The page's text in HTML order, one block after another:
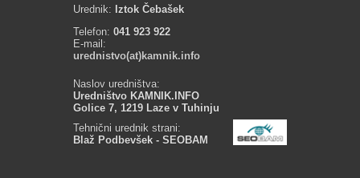
Urednik: Iztok Čebašek
Telefon: 041 923 922
E-mail:
urednistvo(at)kamnik.info
Naslov uredništva:
Uredništvo KAMNIK.INFO
Golice 7, 1219 Laze v Tuhinju
Tehnični urednik strani:
Blaž Podbevšek - SEOBAM